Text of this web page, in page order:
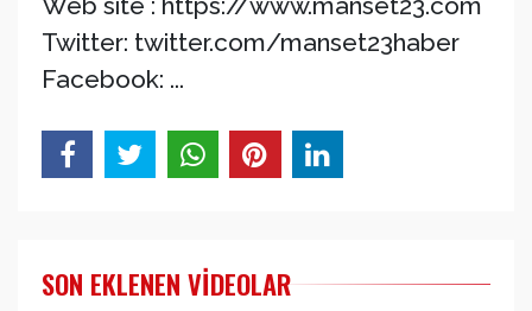
Twitter: twitter.com/manset23haber
Facebook: ...
SON EKLENEN VIDEOLAR